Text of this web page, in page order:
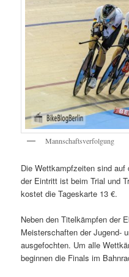
Mannschaftsverfolgung
Die Wettkampfzeiten sind
der Eintritt ist beim Trial und
kostet die Tageskarte 13 €.
Neben den Titelkämpfen der
Meisterschaften der Jugend-
ausgefochten. Um alle
beginnen die Finals im